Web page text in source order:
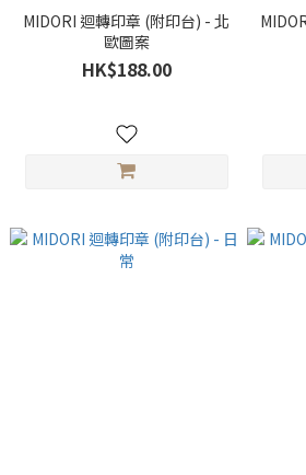
MIDORI 迴轉印章 (附印台) - 北
歐圖案
HK$188.00